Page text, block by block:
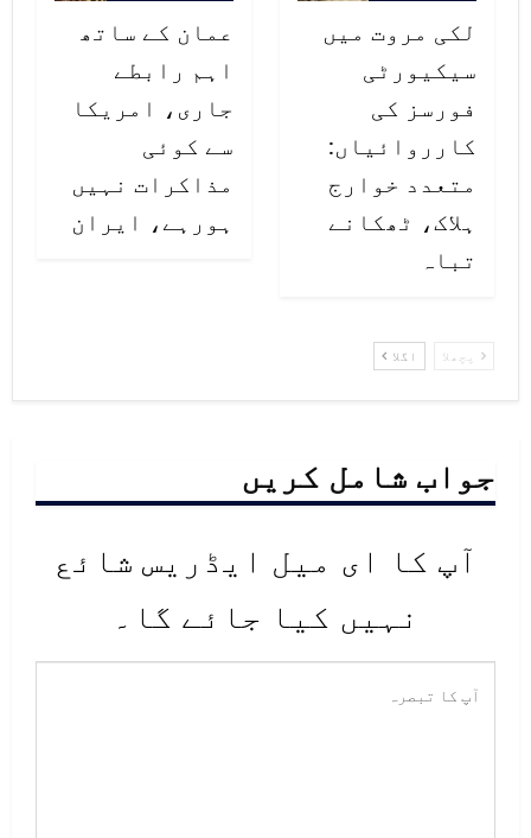
طالبان کا اہم مخالف قرار دیا گیا
ہے، جس کے خلاف کارروائیوں کے
باوجود گروہ حملے جاری رکھے ہوئے
ہے۔
لکی مروت میں
سیکیورٹی
فورسز کی
کارروائیاں:
متعدد خوارج
ہلاک، ٹھکانے
تباہ
عمان کے ساتھ
اہم رابطے
جاری، امریکا
سے کوئی
مذاکرات نہیں
ہورہے، ایران
پچھلا اگلا
جواب شامل کریں
آپ کا ای میل ایڈریس شائع
نہیں کیا جائے گا۔